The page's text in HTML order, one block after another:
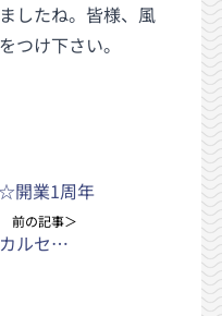
したね。皆様、風
つけ下さい。
開業1周年
前の記事＞
６月２８日 マツダメディカルセンターで勉強会に参加してきました。